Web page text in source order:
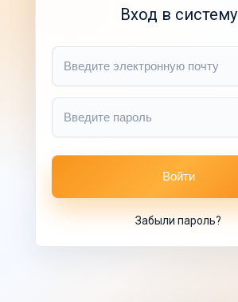
Вход в систему
Войти
Забыли пароль?